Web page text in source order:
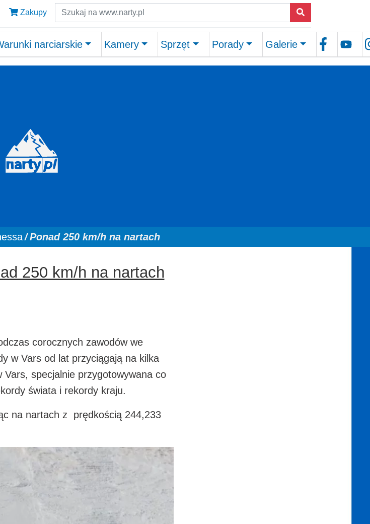
Zakupy Szukaj
narciarskie Kamery Sprzęt Porady Galerie
Ponad 250 km/h na nartach
250 km/h na nartach
corocznych zawodów we
w Vars od lat przyciągają na kilka
Vars, specjalnie przygotowywana co
świata i rekordy kraju.
na nartach z prędkością 244,233